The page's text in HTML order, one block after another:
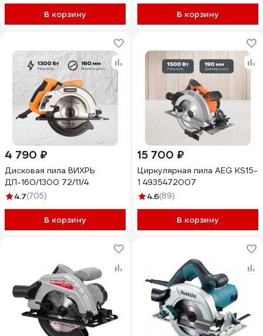
В корзину В корзину
4 790 ₽
Дисковая пила ВИХРЬ
ДП-160/1300 72/11/4
4.7(705)
В корзину
15 700 ₽
Циркулярная пила AEG KS15-
1 4935472007
4.6(89)
В корзину